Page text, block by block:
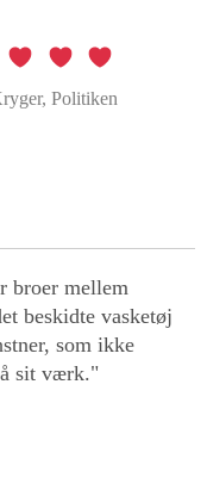
Politiken
broer mellem
beskidte vasketøj
som ikke
sit værk."